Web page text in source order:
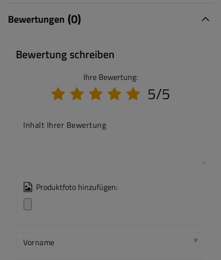
Bewertungen (0)
Bewertung schreiben
Ihre Bewertung:
5/5
Inhalt Ihrer Bewertung
Produktfoto hinzufügen:
Vorname